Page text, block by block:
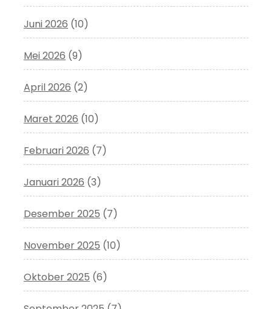
Juni 2026 (10)
Mei 2026 (9)
April 2026 (2)
Maret 2026 (10)
Februari 2026 (7)
Januari 2026 (3)
Desember 2025 (7)
November 2025 (10)
Oktober 2025 (6)